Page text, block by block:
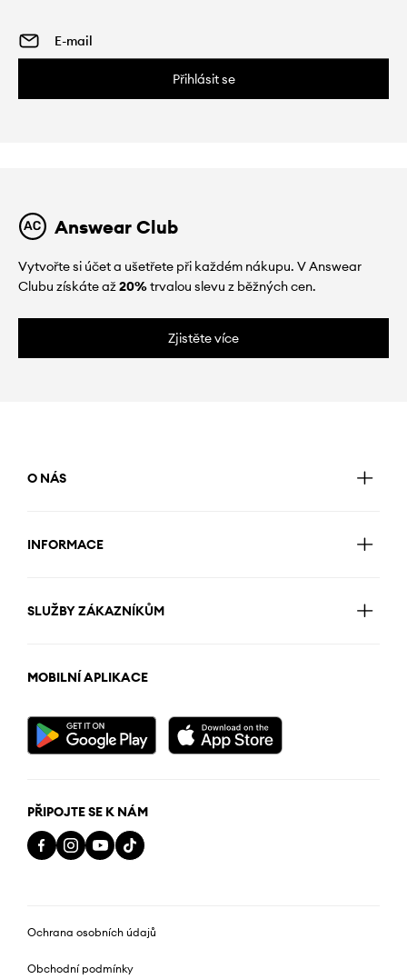
Přihlásit se
Answear Club
Vytvořte si účet a ušetřete při každém nákupu. V Answear
Clubu získáte až20%trvalou slevu z běžných cen.
Zjistěte více
O NÁS
INFORMACE
SLUŽBY ZÁKAZNÍKŮM
MOBILNÍ APLIKACE
PŘIPOJTE SE K NÁM
Ochrana osobních údajů
Obchodní podmínky